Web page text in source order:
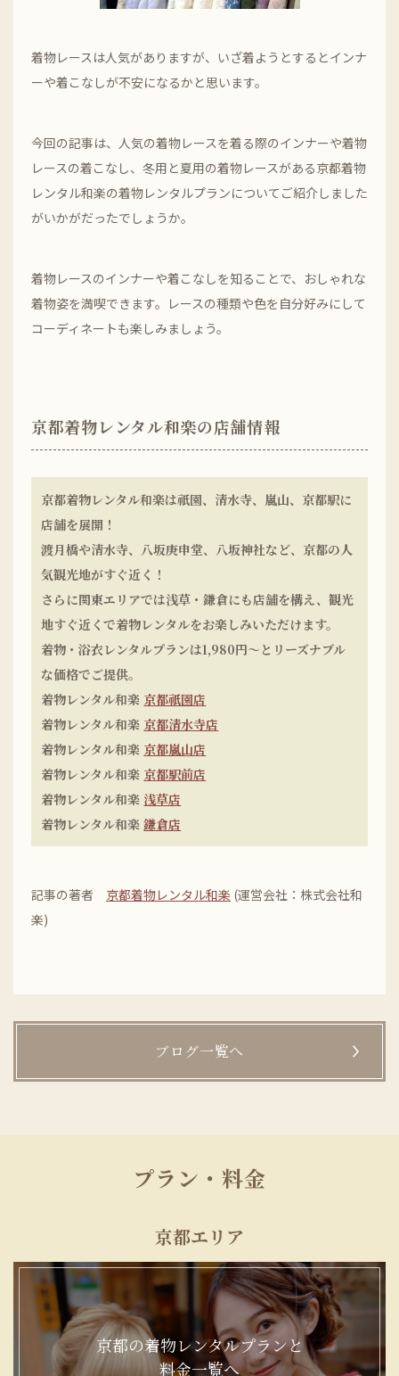
着物レースは人気がありますが、いざ着ようとするとインナ
ーや着こなしが不安になるかと思います。
今回の記事は、人気の着物レースを着る際のインナーや着物
レースの着こなし、冬用と夏用の着物レースがある京都着物
レンタル和楽の着物レンタルプランについてご紹介しました
がいかがだったでしょうか。
着物レースのインナーや着こなしを知ることで、おしゃれな
着物姿を満喫できます。レースの種類や色を自分好みにして
コーディネートも楽しみましょう。
京都着物レンタル和楽の店舗情報
京都着物レンタル和楽は祇園、清水寺、嵐山、京都駅に
店舗を展開！
渡月橋や清水寺、八坂庚申堂、八坂神社など、京都の人
気観光地がすぐ近く！
さらに関東エリアでは浅草・鎌倉にも店舗を構え、観光
地すぐ近くで着物レンタルをお楽しみいただけます。
着物・浴衣レンタルプランは1,980円〜とリーズナブル
な価格でご提供。
着物レンタル和楽 京都祇園店
着物レンタル和楽 京都清水寺店
着物レンタル和楽 京都嵐山店
着物レンタル和楽 京都駅前店
着物レンタル和楽 浅草店
着物レンタル和楽鎌倉店
記事の著者 京都着物レンタル和楽 (運営会社：株式会社和
楽)
ブログ一覧へ
プラン・料金
京都エリア
京都の着物レンタルプランと
料金一覧へ